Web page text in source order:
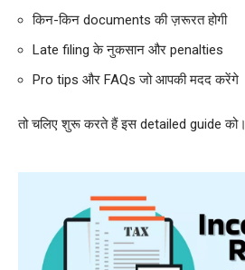
किन-किन documents की ज़रूरत होगी
Late filing के नुकसान और penalties
Pro tips और FAQs जो आपकी मदद करेंगे
तो चलिए शुरू करते हैं इस detailed guide को।